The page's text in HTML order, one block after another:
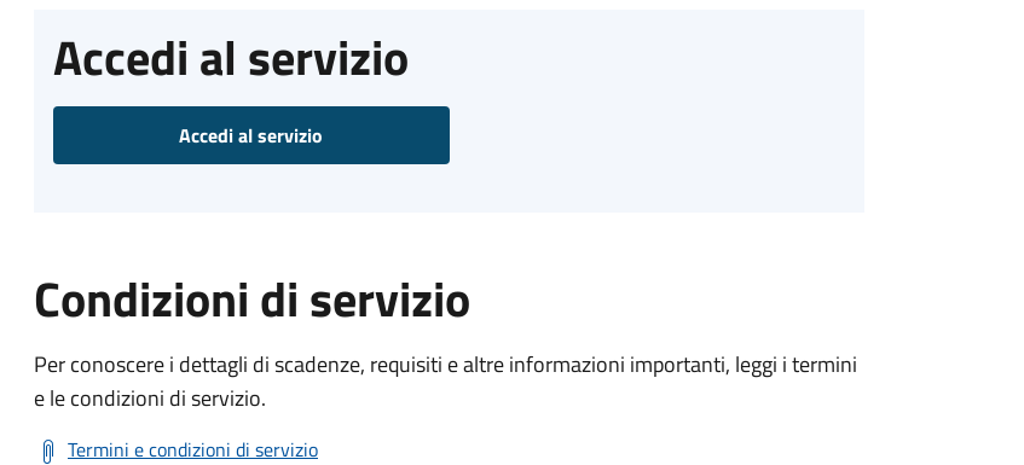
Accedi al servizio
Accedi al servizio
Condizioni di servizio
Per conoscere i dettagli di scadenze, requisiti e altre informazioni importanti, leggi i termini
e le condizioni di servizio.
Termini e condizioni di servizio